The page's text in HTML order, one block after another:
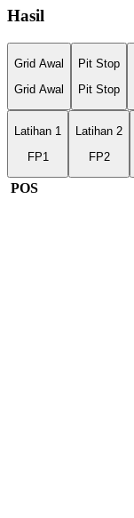
Hasil
Grid Awal
Grid Awal
Pit Stop
Pit Stop
Latihan 1
FP1
Latihan 2
FP2
POS